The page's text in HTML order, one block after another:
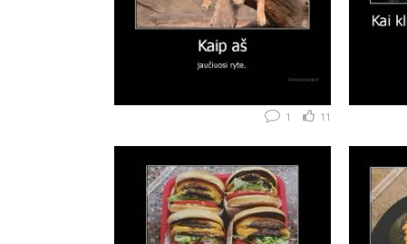
1 11